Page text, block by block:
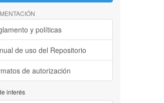
y políticas
de uso del Repositorio
de autorización
interés